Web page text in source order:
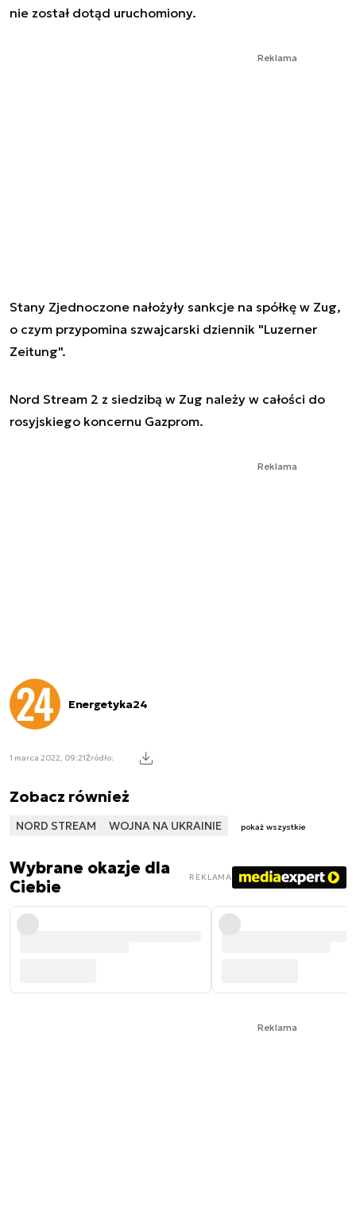
nie został dotąd uruchomiony.
Reklama
Stany Zjednoczone nałożyły sankcje na spółkę w Zug,
o czym przypomina szwajcarski dziennik "Luzerner
Zeitung".
Nord Stream 2 z siedzibą w Zug należy w całości do
rosyjskiego koncernu Gazprom.
Reklama
Energetyka24
1 marca 2022, 09:21Źródło:
Zobacz również
NORD STREAM WOJNA NA UKRAINIE pokaż wszystkie
Wybrane okazje dla
Ciebie
REKLAMA
Reklama